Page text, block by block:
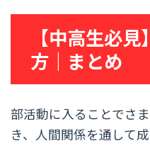
【中高生必
方｜まとめ
部活動に入ることでさ
き、人間関係を通して